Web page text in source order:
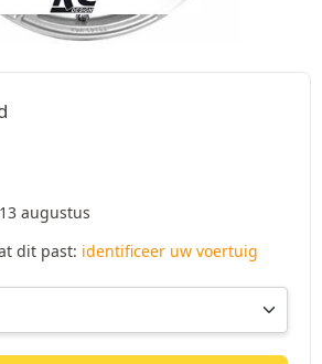
augustus
dit past: identificeer uw voertuig